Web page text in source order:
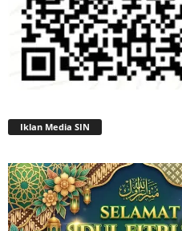
Iklan Media SIN